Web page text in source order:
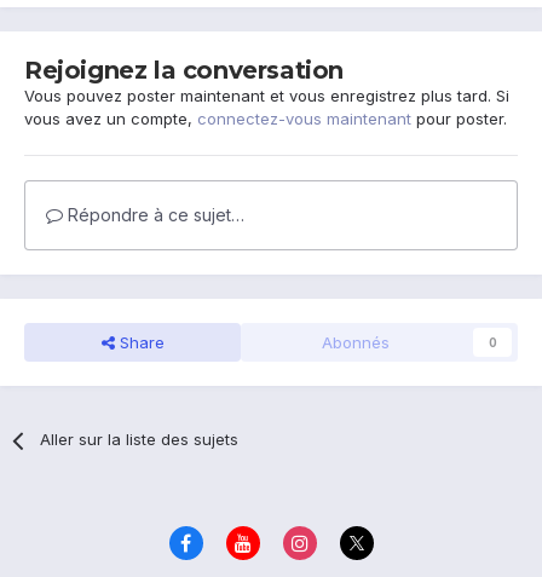
Rejoignez la conversation
Vous pouvez poster maintenant et vous enregistrez plus tard. Si
vous avez un compte, connectez-vous maintenant pour poster.
Répondre à ce sujet…
Share Abonnés 0
Aller sur la liste des sujets